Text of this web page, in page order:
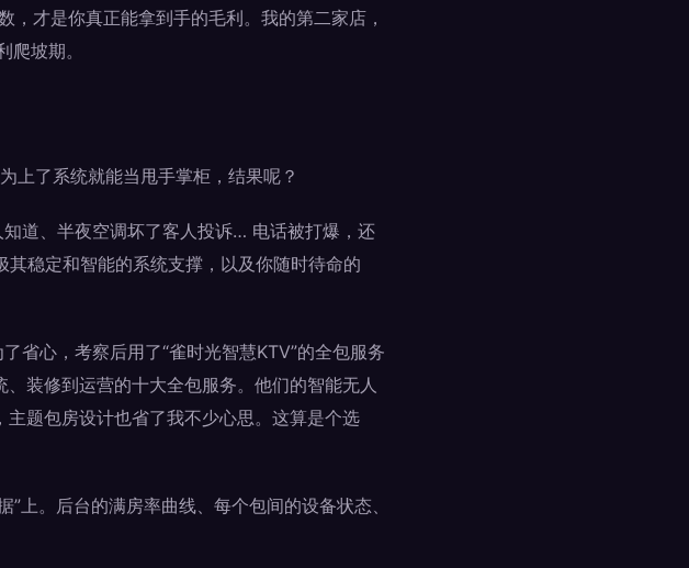
，才是你真正能拿到手的毛利。我的第二家店，
坡期。
上了系统就能当甩手掌柜，结果呢？
道、半夜空调坏了客人投诉… 电话被打爆，还
稳定和智能的系统支撑，以及你随时待命的
省心，考察后用了“雀时光智慧KTV”的全包服务
装修到运营的十大全包服务。他们的智能无人
题包房设计也省了我不少心思。这算是个选
”上。后台的满房率曲线、每个包间的设备状态、